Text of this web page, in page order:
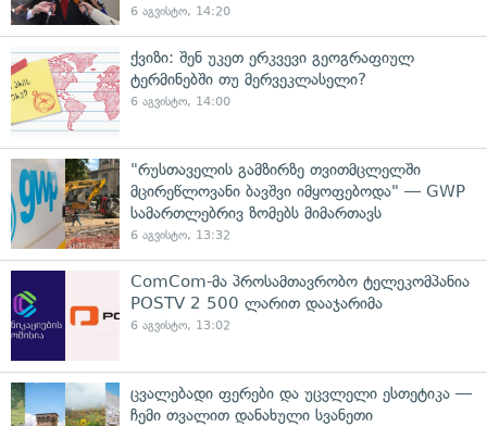
6 აგვისტო, 14:20
ქვიზი: შენ უკეთ ერკვევი გეოგრაფიულ
ტერმინებში თუ მერვეკლასელი?
6 აგვისტო, 14:00
"რუსთაველის გამზირზე თვითმცლელში
მცირეწლოვანი ბავშვი იმყოფებოდა" — GWP
სამართლებრივ ზომებს მიმართავს
6 აგვისტო, 13:32
ComCom-მა პროსამთავრობო ტელეკომპანია
POSTV 2 500 ლარით დააჯარიმა
6 აგვისტო, 13:02
ცვალებადი ფერები და უცვლელი ესთეტიკა —
ჩემი თვალით დანახული სვანეთი